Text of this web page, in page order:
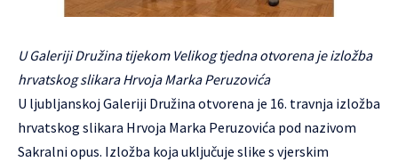
U Galeriji Družina tijekom Velikog tjedna otvorena je izložba
hrvatskog slikara Hrvoja Marka Peruzovića
U ljubljanskoj Galeriji Družina otvorena je 16. travnja izložba
hrvatskog slikara Hrvoja Marka Peruzovića pod nazivom
Sakralni opus. Izložba koja uključuje slike s vjerskim